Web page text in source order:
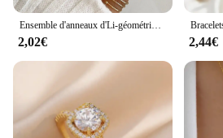
Ensemble d'anneaux d'Li-géométriques bohèmes pour femmes, or, argent, document, bague, filles, mode, fête, accessoires de bijoux, 30 pièces
2,02€ 2,44€